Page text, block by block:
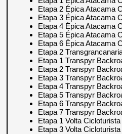
Etapa 2 Épica Atacama
Etapa 3 Épica Atacama
Etapa 4 Épica Atacama
Etapa 5 Épica Atacama
Etapa 6 Épica Atacama
Etapa 2
Etapa 1 Transpyr
Etapa 2 Transpyr
Etapa 3 Transpyr
Etapa 4 Transpyr
Etapa 5 Transpyr
Etapa 6 Transpyr
Etapa 7 Transpyr
Etapa 1 Volta
Etapa 3 Volta